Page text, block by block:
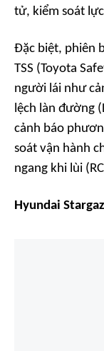
tử, kiểm soát
Đặc biệt, phiên
TSS (Toyota
người lái như
lệch làn đường
cảnh báo
soát vận hành
ngang khi lùi
Hyundai